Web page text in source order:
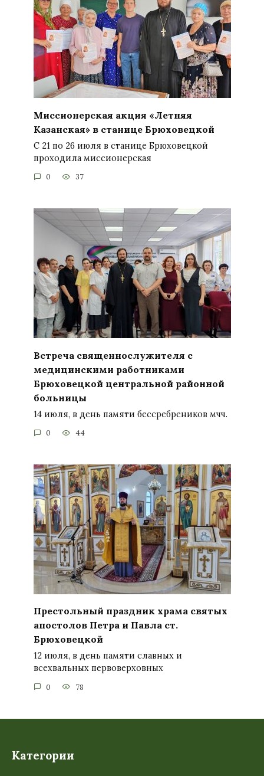
Миссионерская акция «Летняя
Казанская» в станице Брюховецкой
С 21 по 26 июля в станице Брюховецкой
проходила миссионерская
0 37
Встреча священнослужителя с
медицинскими работниками
Брюховецкой центральной районной
больницы
14 июля, в день памяти бессребреников мчч.
0 44
Престольный праздник храма святых
апостолов Петра и Павла ст.
Брюховецкой
12 июля, в день памяти славных и
всехвальных первоверховных
0 78
Категории